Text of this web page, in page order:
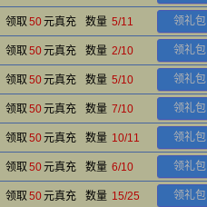
领取 50元真充 数量 5/11 领礼包
领取 50元真充 数量 2/10 领礼包
领取 50元真充 数量 5/10 领礼包
领取 50元真充 数量 7/10 领礼包
领取 50元真充 数量 10/11 领礼包
领取 50元真充 数量 6/10 领礼包
领取 50元真充 数量 15/25 领礼包